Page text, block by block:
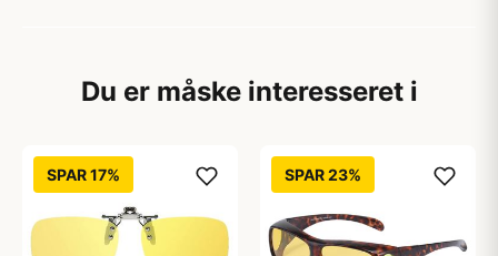
Du er måske interesseret i
SPAR 17% SPAR 23%